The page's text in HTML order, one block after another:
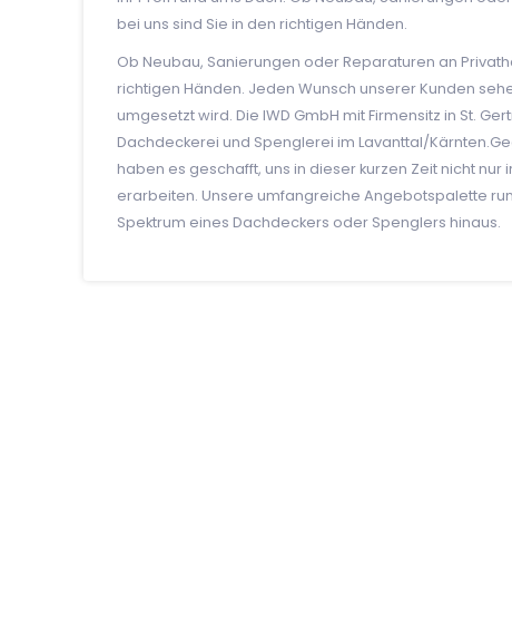
bei uns sind Sie in den richtigen Händen.
Ob Neubau, Sanierungen oder Reparaturen an
richtigen Händen. Jeden Wunsch unserer Kunden
umgesetzt wird. Die IWD GmbH mit Firmensitz in St.
Dachdeckerei und Spenglerei im Lavanttal/
haben es geschafft, uns in dieser kurzen Zeit nicht
erarbeiten. Unsere umfangreiche Angebotspalette
Spektrum eines Dachdeckers oder Spenglers hinaus.